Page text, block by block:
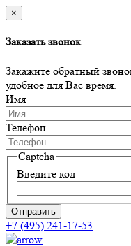
×
Заказать звонок
Закажите обратный
удобное для Вас время.
Имя
Телефон
Captcha
Введите код
Отправить
+7 (495) 241-17-53